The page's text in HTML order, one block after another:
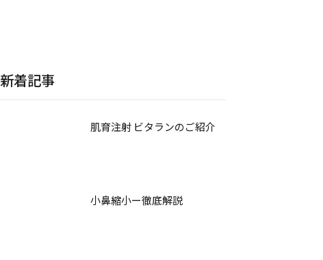
新着記事
肌育注射 ビタランのご紹介
小鼻縮小ー徹底解説